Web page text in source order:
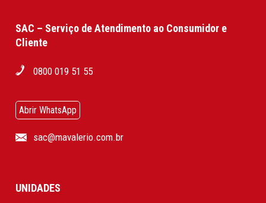
SAC – Serviço de Atendimento ao Consumidor e
Cliente
0800 019 51 55
Abrir WhatsApp
sac@mavalerio.com.br
UNIDADES